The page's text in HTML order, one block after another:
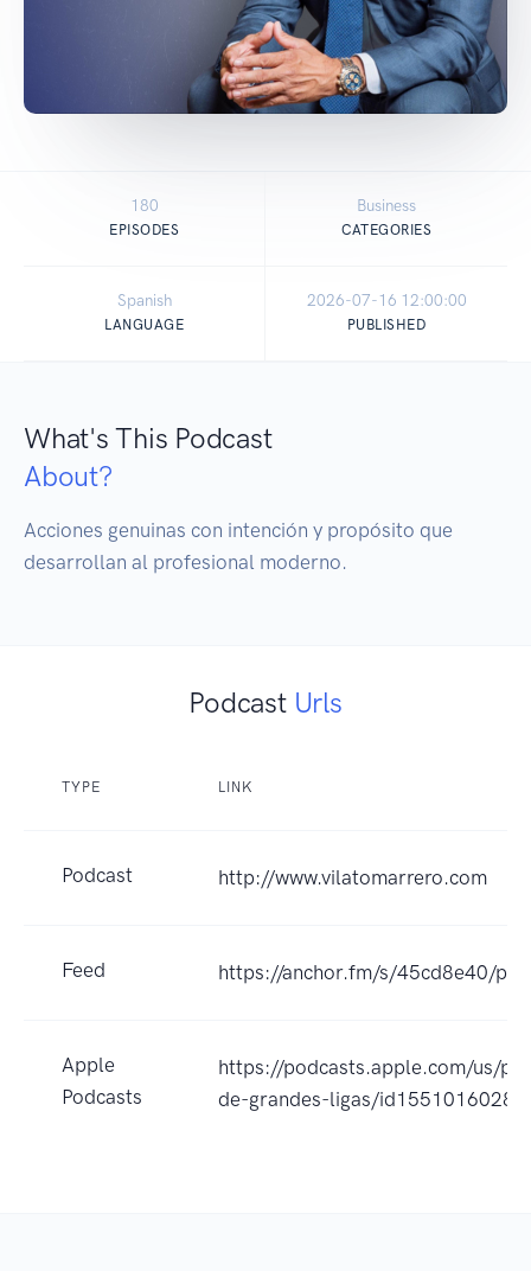
180
EPISODES
Business
CATEGORIES
Spanish
LANGUAGE
2026-07-16 12:00:00
PUBLISHED
What's This Podcast
About?
Acciones genuinas con intención y propósito que
desarrollan al profesional moderno.
Podcast Urls
TYPE LINK
Podcast http://www.vilatomarrero.com
Feed https://anchor.fm/s/45cd8e40/
Apple
Podcasts
https://podcasts.apple.com/us/
de-grandes-ligas/